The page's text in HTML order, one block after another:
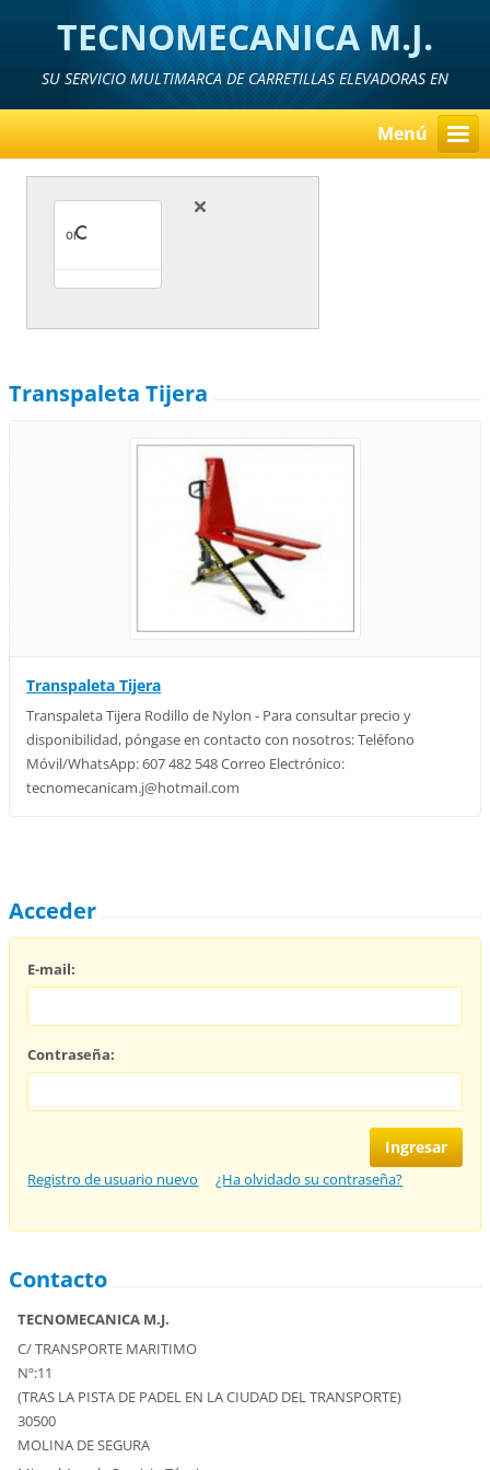
TECNOMECANICA M.J.
SU SERVICIO MULTIMARCA DE CARRETILLAS ELEVADORAS EN
Menú
Transpaleta Tijera
Transpaleta Tijera
Transpaleta Tijera Rodillo de Nylon - Para consultar precio y
disponibilidad, póngase en contacto con nosotros: Teléfono
Móvil/WhatsApp: 607 482 548 Correo Electrónico:
tecnomecanicam.j@hotmail.com
Acceder
E-mail:
Contraseña:
Registro de usuario nuevo ¿Ha olvidado su contraseña?
Contacto
TECNOMECANICA M.J.
C/ TRANSPORTE MARITIMO
Nº:11
(TRAS LA PISTA DE PADEL EN LA CIUDAD DEL TRANSPORTE)
30500
MOLINA DE SEGURA